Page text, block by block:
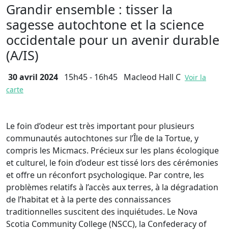
Grandir ensemble : tisser la
sagesse autochtone et la science
occidentale pour un avenir durable
(A/IS)
30 avril 2024 15h45 - 16h45 Macleod Hall C Voir la
carte
Le foin d’odeur est très important pour plusieurs
communautés autochtones sur l’Île de la Tortue, y
compris les Micmacs. Précieux sur les plans écologique
et culturel, le foin d’odeur est tissé lors des cérémonies
et offre un réconfort psychologique. Par contre, les
problèmes relatifs à l’accès aux terres, à la dégradation
de l’habitat et à la perte des connaissances
traditionnelles suscitent des inquiétudes. Le Nova
Scotia Community College (NSCC), la Confederacy of